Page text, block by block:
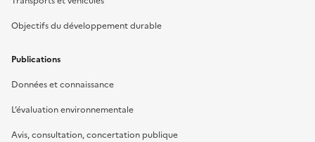
Objectifs du développement durable
Publications
Données et connaissance
L’évaluation environnementale
Avis, consultation, concertation publique